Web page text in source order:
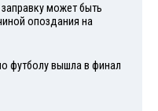
может быть
опоздания на
футболу вышла в финал